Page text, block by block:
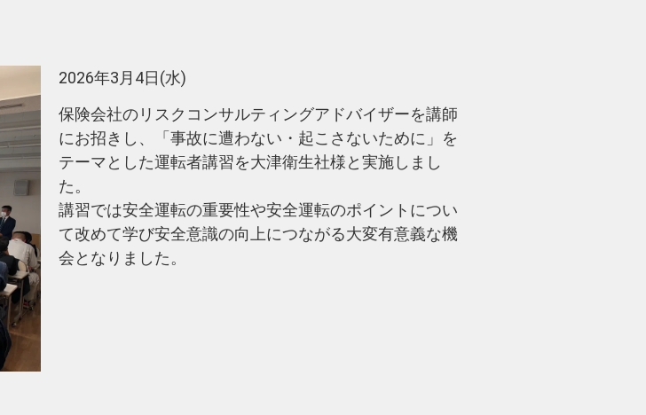
2026年3月4日(水)
保険会社のリスクコンサルティングアドバイザーを講師
にお招きし、「事故に遭わない・起こさないために」を
テーマとした運転者講習を大津衛生社様と実施しまし
た。
講習では安全運転の重要性や安全運転のポイントについ
て改めて学び安全意識の向上につながる大変有意義な機
会となりました。